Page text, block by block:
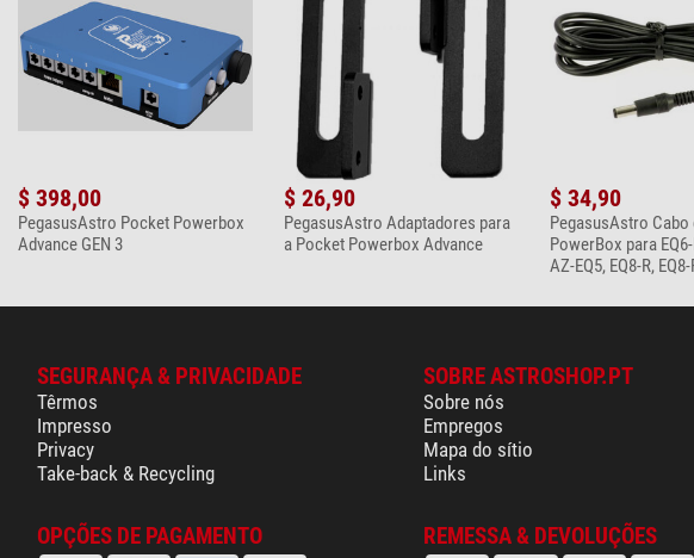
$ 398,00
PegasusAstro Pocket Powerbox
Advance GEN 3
$ 26,90
PegasusAstro Adaptadores para
a Pocket Powerbox Advance
$ 34,90
PegasusAstro Cabo
PowerBox para
AZ-EQ5, EQ8-R, EQ8-
SEGURANÇA & PRIVACIDADE
Têrmos
Impresso
Privacy
Take-back & Recycling
SOBRE ASTROSHOP.PT
Sobre nós
Empregos
Mapa do sítio
Links
OPÇÕES DE PAGAMENTO REMESSA & DEVOLUÇÕES